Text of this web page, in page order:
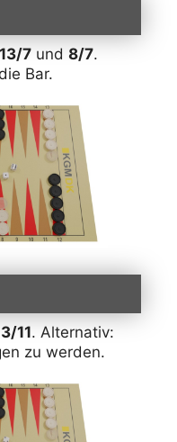
13/7 und 8/7.
Bar.
11. Alternativ:
zu werden.